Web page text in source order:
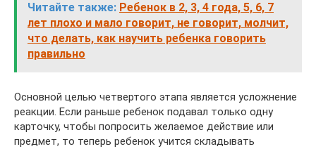
Читайте также: Ребенок в 2, 3, 4 года, 5, 6, 7
лет плохо и мало говорит, не говорит, молчит,
что делать, как научить ребенка говорить
правильно
Основной целью четвертого этапа является усложнение
реакции. Если раньше ребенок подавал только одну
карточку, чтобы попросить желаемое действие или
предмет, то теперь ребенок учится складывать